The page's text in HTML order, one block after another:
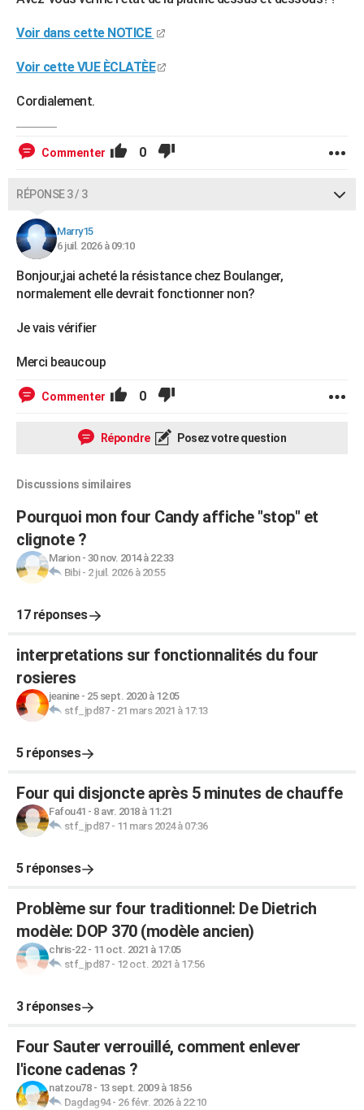
Voir dans cette NOTICE
Voir cette VUE ÈCLATÈE
Cordialement.
Commenter 0
RÉPONSE 3 / 3
Marry15
6 juil. 2026 à 09:10
Bonjour,jai acheté la résistance chez Boulanger,
normalement elle devrait fonctionner non?
Je vais vérifier
Merci beaucoup
Commenter 0
Répondre Posez votre question
Discussions similaires
Pourquoi mon four Candy affiche "stop" et
clignote ?
Marion- 30 nov. 2014 à 22:33
Bibi- 2 juil. 2026 à 20:55
17 réponses
interpretations sur fonctionnalités du four
rosieres
jeanine- 25 sept. 2020 à 12:05
stf_jpd87- 21 mars 2021 à 17:13
5 réponses
Four qui disjoncte après 5 minutes de chauffe
Fafou41 - 8 avr. 2018 à 11:21
stf_jpd87- 11 mars 2024 à 07:36
5 réponses
Problème sur four traditionnel: De Dietrich
modèle: DOP 370 (modèle ancien)
chris-22- 11 oct. 2021 à 17:05
stf_jpd87- 12 oct. 2021 à 17:56
3 réponses
Four Sauter verrouillé, comment enlever
l'icone cadenas ?
natzou78- 13 sept. 2009 à 18:56
Dagdag94- 26 févr. 2026 à 22:10